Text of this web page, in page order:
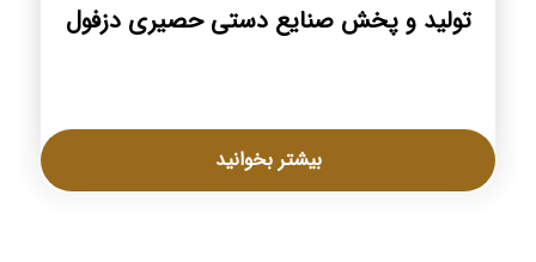
تولید و پخش صنایع دستی حصیری دزفول
بیشتر بخوانید